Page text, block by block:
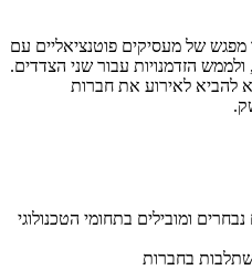
מפגש של מעסיקים פוטנציאליים עם
הזדמנויות עבור שני הצדדים.
להביא לאירוע את חברות
ומובילים בתחומי הטכנולוגי
בחברות